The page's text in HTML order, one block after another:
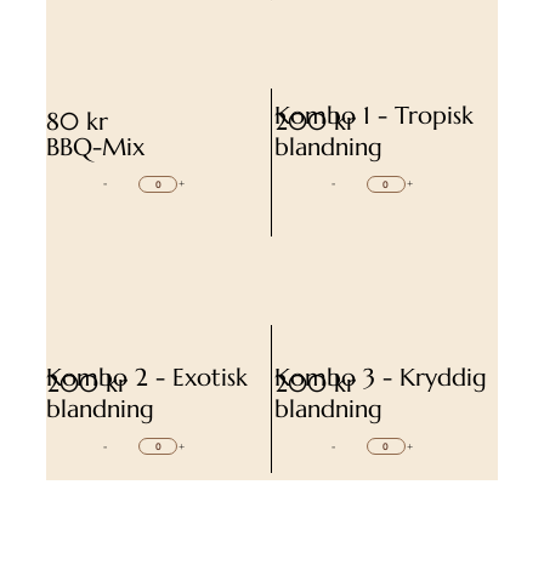
80 kr
BBQ-Mix
- +
200 kr
Kombo 1 - Tropisk
blandning
- +
200 kr
Kombo 2 - Exotisk
blandning
- +
200 kr
Kombo 3 - Kryddig
blandning
- +